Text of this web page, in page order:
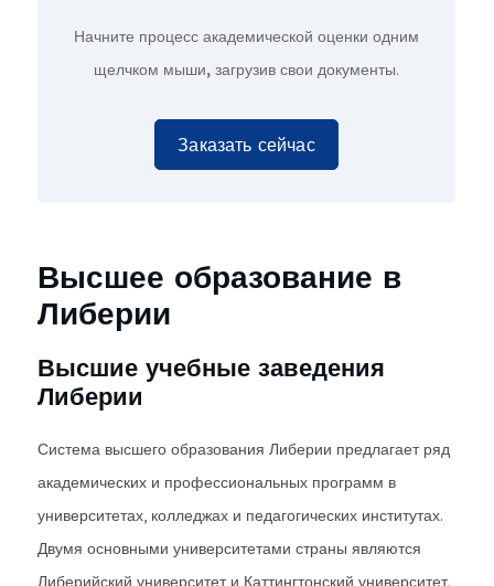
Начните процесс академической оценки одним
щелчком мыши, загрузив свои документы.
Заказать сейчас
Высшее образование в
Либерии
Высшие учебные заведения
Либерии
Система высшего образования Либерии предлагает ряд
академических и профессиональных программ в
университетах, колледжах и педагогических институтах.
Двумя основными университетами страны являются
Либерийский университет и Каттингтонский университет.